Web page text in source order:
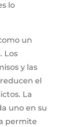
lo
un
Los
y las
el
La
uno en su
permite